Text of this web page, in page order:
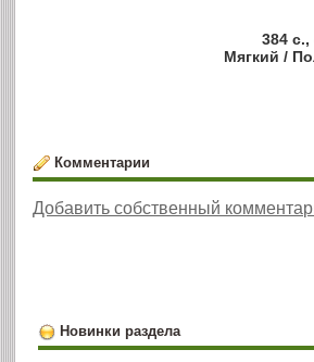
384
Мягкий /
Комментарии
Добавить собственный
Новинки раздела